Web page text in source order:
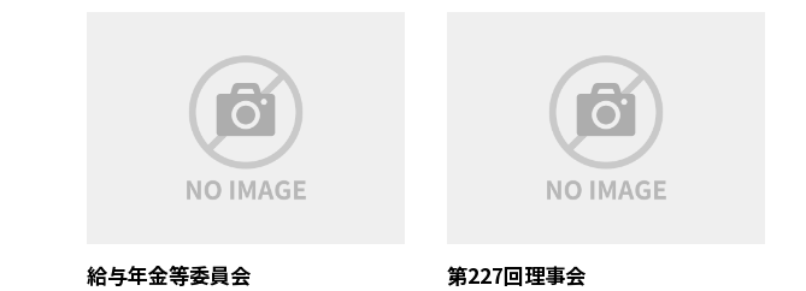
給与年金等委員会 第227回理事会